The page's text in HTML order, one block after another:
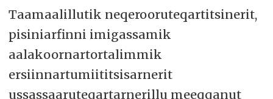
Taamaalillutik neqerooruteqartitsinerit,
pisiniarfinni imigassamik
aalakoornartortalimmik
ersiinnartumiititsisarnerit
ussassaaruteqartarnerillu meeqqanut